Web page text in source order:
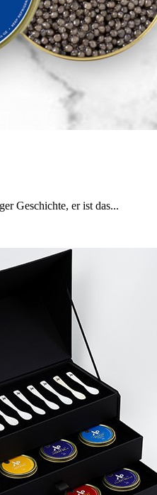
Geschichte, er ist das...